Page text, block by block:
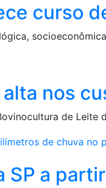
curso
alta nos
de Leite
SP a